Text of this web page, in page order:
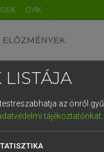
GYIK
ELŐZMÉNYEK
LISTÁJA
az önről
tájékoztatónkat.
DE CN FR ES IT NL
1 2 3 4